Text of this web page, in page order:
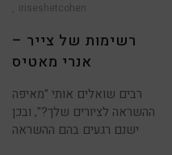
iriseshetcohen
רשימות של צייר –
אנרי מאטיס
רבים שואלים אותי "מאיפה
ההשראה לציורים שלך?", ובכן
ישנם רגעים בהם ההשראה